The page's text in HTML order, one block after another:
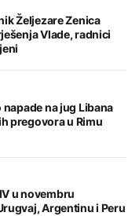
Željezare Zenica
Vlade, radnici
napade na jug Libana
pregovora u Rimu
u novembru
Argentinu i Peru